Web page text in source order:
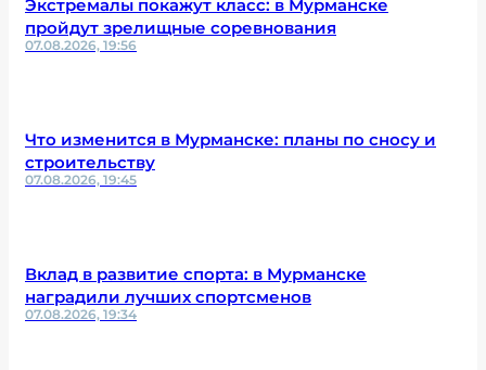
Экстремалы покажут класс: в Мурманске
пройдут зрелищные соревнования
07.08.2026, 19:56
Что изменится в Мурманске: планы по сносу и
строительству
07.08.2026, 19:45
Вклад в развитие спорта: в Мурманске
наградили лучших спортсменов
07.08.2026, 19:34